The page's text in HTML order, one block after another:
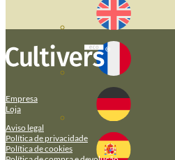
Empresa
Loja
Aviso legal
Política de privacidade
Política de cookies